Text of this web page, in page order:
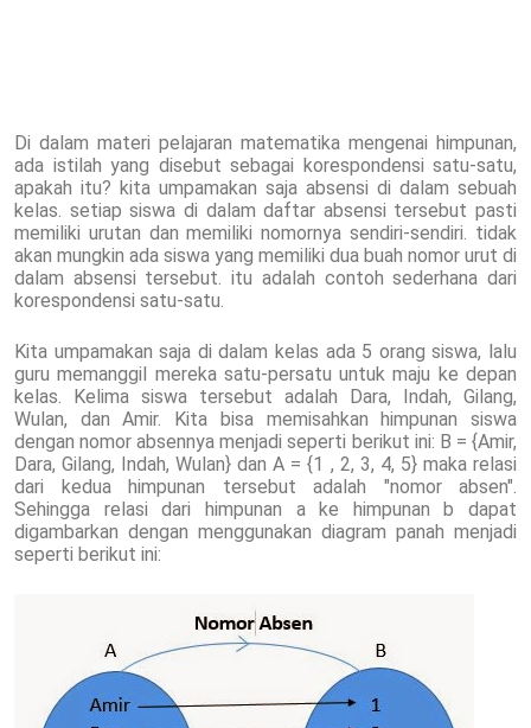
Di dalam materi pelajaran matematika mengenai himpunan,
ada istilah yang disebut sebagai korespondensi satu-satu,
apakah itu? kita umpamakan saja absensi di dalam sebuah
kelas. setiap siswa di dalam daftar absensi tersebut pasti
memiliki urutan dan memiliki nomornya sendiri-sendiri. tidak
akan mungkin ada siswa yang memiliki dua buah nomor urut di
dalam absensi tersebut. itu adalah contoh sederhana dari
korespondensi satu-satu.
Kita umpamakan saja di dalam kelas ada 5 orang siswa, lalu
guru memanggil mereka satu-persatu untuk maju ke depan
kelas. Kelima siswa tersebut adalah Dara, Indah, Gilang,
Wulan, dan Amir. Kita bisa memisahkan himpunan siswa
dengan nomor absennya menjadi seperti berikut ini: B = {Amir,
Dara, Gilang, Indah, Wulan} dan A = {1 , 2, 3, 4, 5} maka relasi
dari kedua himpunan tersebut adalah "nomor absen".
Sehingga relasi dari himpunan a ke himpunan b dapat
digambarkan dengan menggunakan diagram panah menjadi
seperti berikut ini: